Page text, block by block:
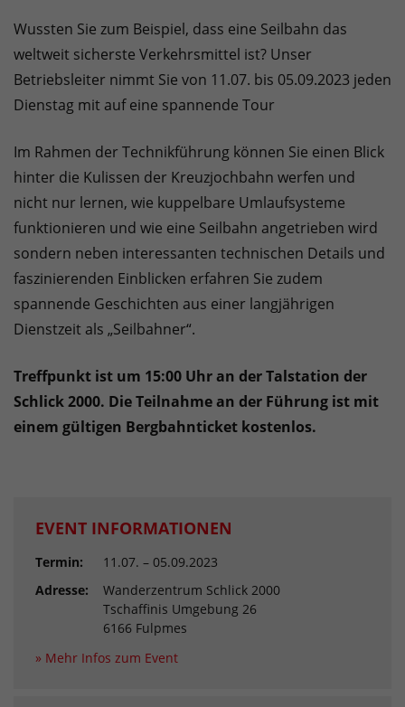
Wussten Sie zum Beispiel, dass eine Seilbahn das
weltweit sicherste Verkehrsmittel ist? Unser
Betriebsleiter nimmt Sie von 11.07. bis 05.09.2023 jeden
Dienstag mit auf eine spannende Tour
Im Rahmen der Technikführung können Sie einen Blick
hinter die Kulissen der Kreuzjochbahn werfen und
nicht nur lernen, wie kuppelbare Umlaufsysteme
funktionieren und wie eine Seilbahn angetrieben wird
sondern neben interessanten technischen Details und
faszinierenden Einblicken erfahren Sie zudem
spannende Geschichten aus einer langjährigen
Dienstzeit als „Seilbahner“.
Treffpunkt ist um 15:00 Uhr an der Talstation der
Schlick 2000. Die Teilnahme an der Führung ist mit
einem gültigen Bergbahnticket kostenlos.
EVENT INFORMATIONEN
Termin:
11.07. – 05.09.2023
Adresse:
Wanderzentrum Schlick 2000
Tschaffinis Umgebung 26
6166 Fulpmes
» Mehr Infos zum Event